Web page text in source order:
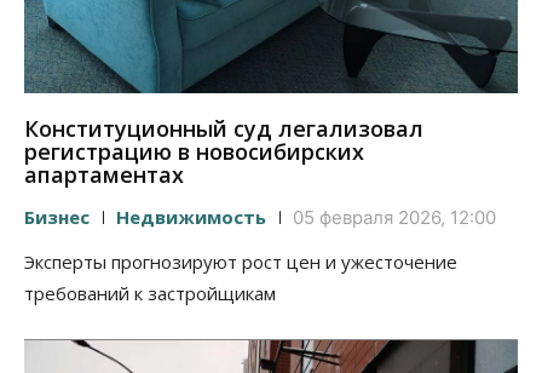
Конституционный суд легализовал
регистрацию в новосибирских
апартаментах
Бизнес Недвижимость 05 февраля 2026, 12:00
Эксперты прогнозируют рост цен и ужесточение
требований к застройщикам